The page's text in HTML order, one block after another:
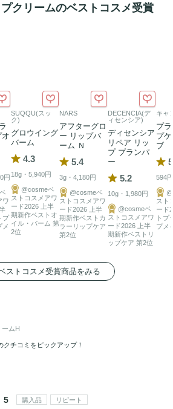
クリームのベストコスメ受賞
オ
円
ワ
プ
メ
SUQQU(スッ
ク)
グロウイング
バーム
4.3
18g・5,940円
@cosmeベ
ストコスメアワ
ード2026 上半
期新作ベストオ
イル・バーム 第
2位
NARS
アフターグロ
ー リップバ
ーム Ｎ
5.4
3g・4,180円
@cosmeベ
ストコスメアワ
ード2026 上半
期新作ベストカ
ラーリップケア
第2位
DECENCIA(デ
ィセンシア)
ディセンシア
リペア リッ
プ プランパ
ー
5.2
10g・1,980円
@cosmeベ
ストコスメアワ
ード2026 上半
期新作ベストリ
ップケア 第2位
キャ
プ
プ
ブ
594円
スト
ード
トプ
プメ
ストコスメ受賞商品をみる
ームH
チコミをピックアップ！
5 購入品 リピート